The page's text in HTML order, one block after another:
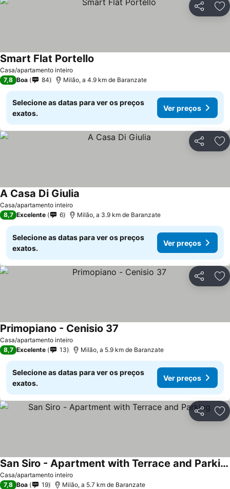
Partilhar
Casa/apartamento inteiro
Smart Flat Portello
7,8 Boa 84 Milão, a 4.9 km de Baranzate
Selecione as datas para ver os preços
exatos.
Ver preços
Partilhar
Casa/apartamento inteiro
A Casa Di Giulia
8,7 Excelente 6 Milão, a 3.9 km de Baranzate
Selecione as datas para ver os preços
exatos.
Ver preços
Partilhar
Casa/apartamento inteiro
Primopiano - Cenisio 37
8,7 Excelente 13 Milão, a 5.9 km de Baranzate
Selecione as datas para ver os preços
exatos.
Ver preços
Partilhar
Casa/apartamento inteiro
San Siro - Apartment with Terrace and Parking
7,8 Boa 19 Milão, a 5.7 km de Baranzate